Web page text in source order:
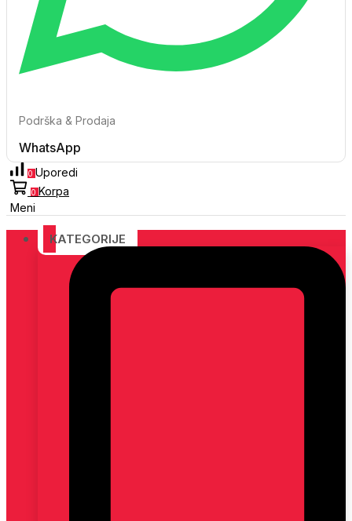
Podrška & Prodaja
WhatsApp
0 Uporedi
0 Korpa
Meni
KATEGORIJE